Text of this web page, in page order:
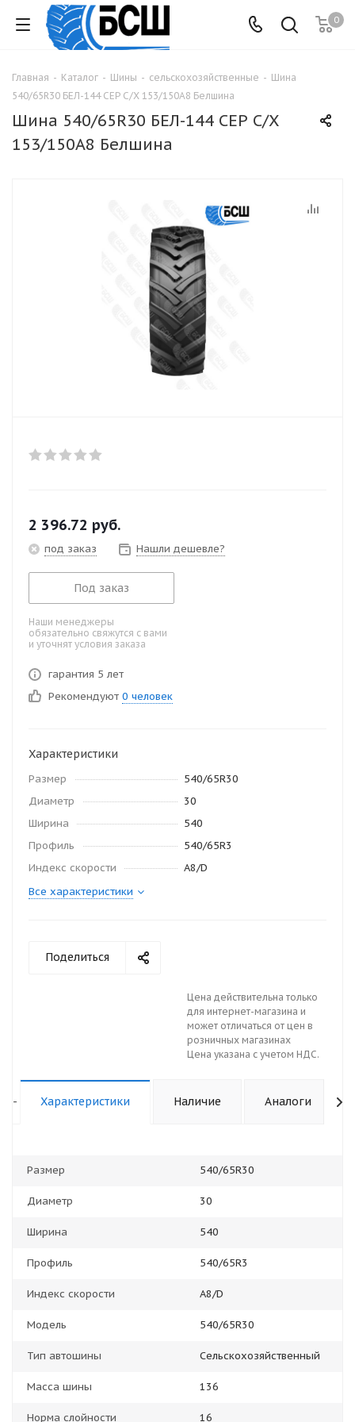
0
Главная - Каталог - Шины - сельскохозяйственные - Шина
540/65R30 БЕЛ-144 СЕР С/Х 153/150A8 Белшина
Шина 540/65R30 БЕЛ-144 СЕР С/Х
153/150A8 Белшина
2 396.72 руб.
под заказ Нашли дешевле?
Под заказ
Наши менеджеры
обязательно свяжутся с вами
и уточнят условия заказа
гарантия 5 лет
Рекомендуют 0 человек
Характеристики
Размер
540/65R30
Диаметр
30
Ширина
540
Профиль
540/65R3
Индекс скорости
A8/D
Все характеристики
Поделиться
Цена действительна только
для интернет-магазина и
может отличаться от цен в
розничных магазинах
Цена указана с учетом НДС.
- Характеристики Наличие Аналоги
Размер 540/65R30
Диаметр 30
Ширина 540
Профиль 540/65R3
Индекс скорости A8/D
Модель 540/65R30
Тип автошины Сельскохозяйственный
Масса шины 136
Норма слойности 16